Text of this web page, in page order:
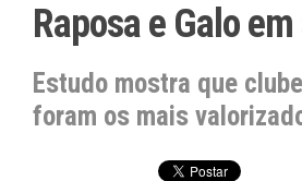
Raposa e Galo
Estudo mostra que
foram os mais